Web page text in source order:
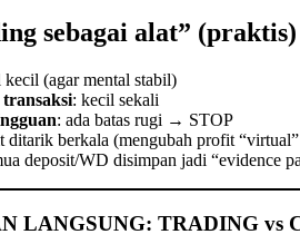
sebagai alat” (praktis)
kecil (agar mental stabil)
: kecil sekali
: ada batas rugi → STOP
ditarik berkala (mengubah profit
deposit/WD disimpan jadi “evidence
LANGSUNG: TRADING